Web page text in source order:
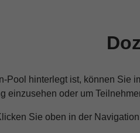
Pool hinterlegt ist, können
einzusehen oder um
Sie oben in der